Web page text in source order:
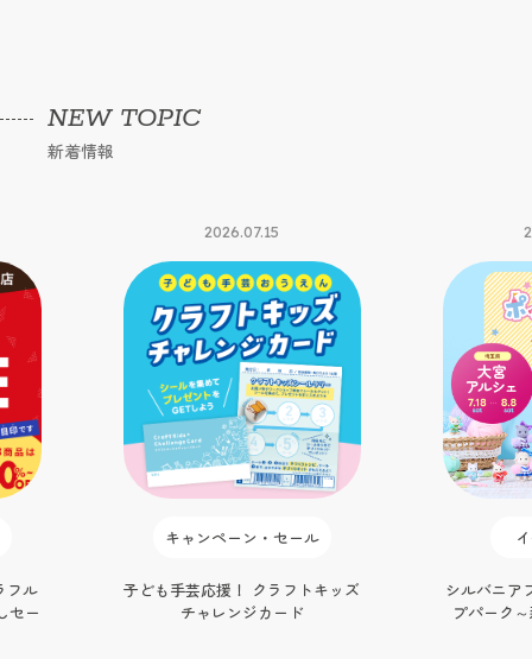
NEW TOPIC
新着情報
フル
セー
2026.07.15
キャンペーン・セール
子ども手芸応援！ クラフトキッズ
チャレンジカード
シルバニア
プパーク